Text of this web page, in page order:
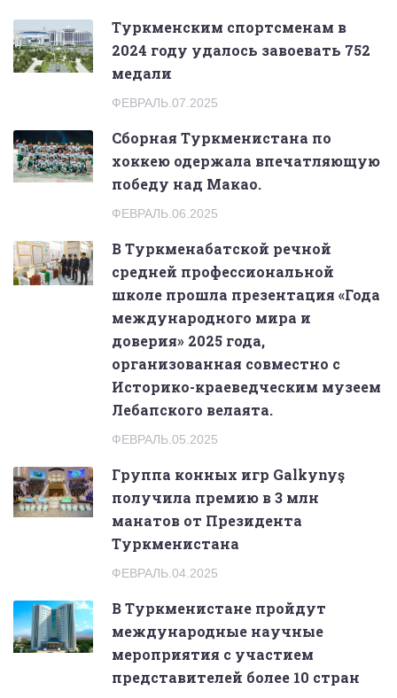
Туркменским спортсменам в
2024 году удалось завоевать 752
медали
ФЕВРАЛЬ.07.2025
Сборная Туркменистана по
хоккею одержала впечатляющую
победу над Макао.
ФЕВРАЛЬ.06.2025
В Туркменабатской речной
средней профессиональной
школе прошла презентация «Года
международного мира и
доверия» 2025 года,
организованная совместно с
Историко-краеведческим музеем
Лебапского велаята.
ФЕВРАЛЬ.05.2025
Группа конных игр Galkynyş
получила премию в 3 млн
манатов от Президента
Туркменистана
ФЕВРАЛЬ.04.2025
В Туркменистане пройдут
международные научные
мероприятия с участием
представителей более 10 стран